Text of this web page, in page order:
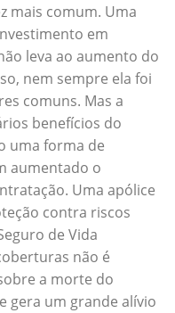
mais comum. Uma
em
leva ao aumento do
nem sempre ela foi
comuns. Mas a
benefícios do
uma forma de
aumentado o
Uma apólice
contra riscos
de Vida
não é
a morte do
gera um grande alívio